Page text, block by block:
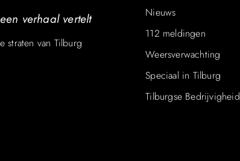
Nieuws
112 meldingen
Weersverwachting
Speciaal in Tilburg
Tilburgse Bedrijvigheid
verhaal vertelt
van Tilburg